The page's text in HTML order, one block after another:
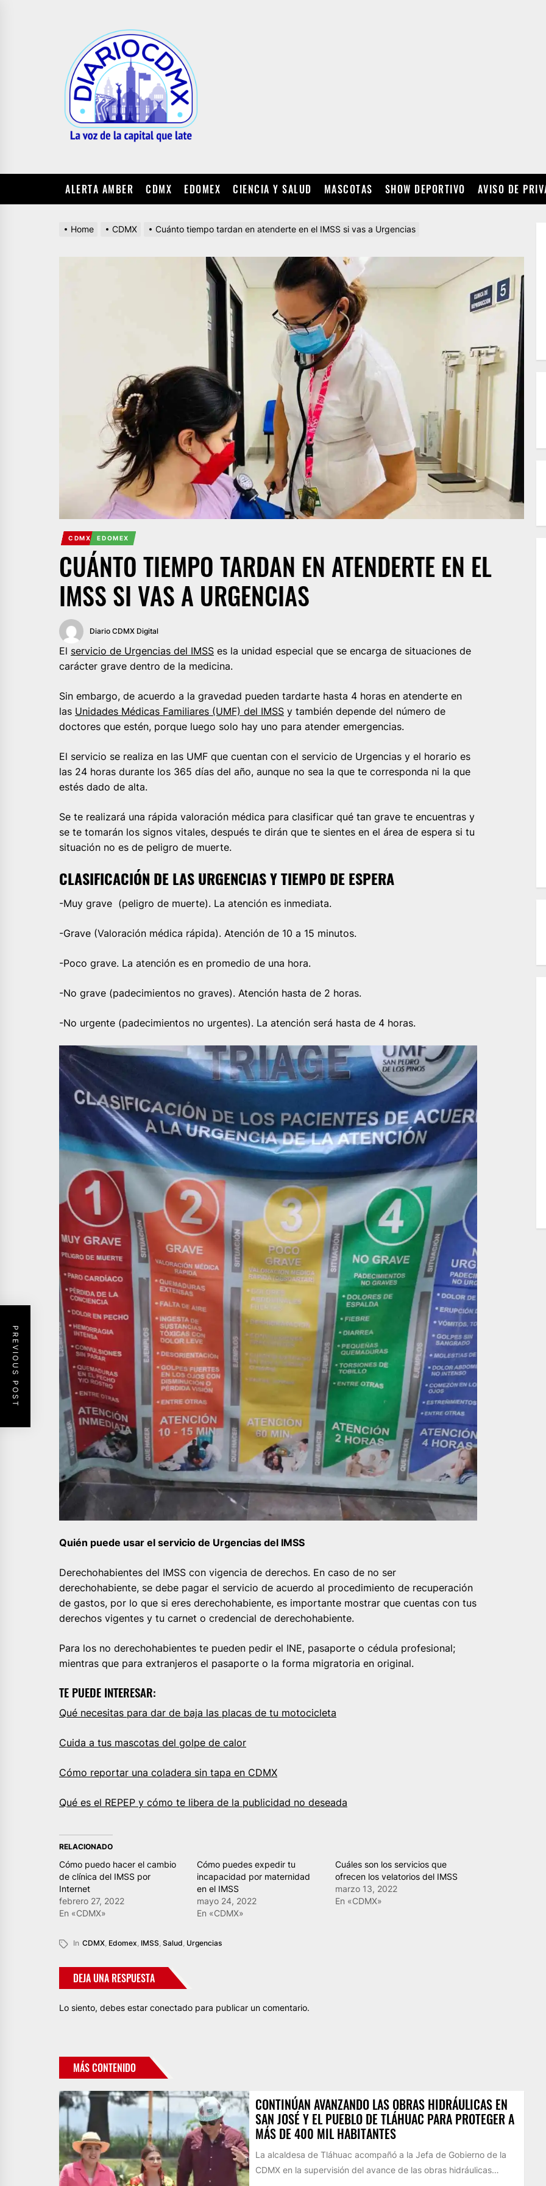
ALERTA AMBER CDMX EDOMEX CIENCIA Y SALUD MASCOTAS SHOW DEPORTIVO AVISO DE
Home CDMX Cuánto tiempo tardan en atenderte en el IMSS si vas a Urgencias
CDMX EDOMEX
CUÁNTO TIEMPO TARDAN EN ATENDERTE EN EL
IMSS SI VAS A URGENCIAS
Diario CDMX Digital
El servicio de Urgencias del IMSS es la unidad especial que se encarga de situaciones de
carácter grave dentro de la medicina.
Sin embargo, de acuerdo a la gravedad pueden tardarte hasta 4 horas en atenderte en
las Unidades Médicas Familiares (UMF) del IMSS y también depende del número de
doctores que estén, porque luego solo hay uno para atender emergencias.
El servicio se realiza en las UMF que cuentan con el servicio de Urgencias y el horario es
las 24 horas durante los 365 días del año, aunque no sea la que te corresponda ni la que
estés dado de alta.
Se te realizará una rápida valoración médica para clasificar qué tan grave te encuentras y
se te tomarán los signos vitales, después te dirán que te sientes en el área de espera si tu
situación no es de peligro de muerte.
CLASIFICACIÓN DE LAS URGENCIAS Y TIEMPO DE ESPERA
-Muy grave (peligro de muerte). La atención es inmediata.
-Grave (Valoración médica rápida). Atención de 10 a 15 minutos.
-Poco grave. La atención es en promedio de una hora.
-No grave (padecimientos no graves). Atención hasta de 2 horas.
-No urgente (padecimientos no urgentes). La atención será hasta de 4 horas.
Quién puede usar el servicio de Urgencias del IMSS
Derechohabientes del IMSS con vigencia de derechos. En caso de no ser
derechohabiente, se debe pagar el servicio de acuerdo al procedimiento de recuperación
de gastos, por lo que si eres derechohabiente, es importante mostrar que cuentas con tus
derechos vigentes y tu carnet o credencial de derechohabiente.
Para los no derechohabientes te pueden pedir el INE, pasaporte o cédula profesional;
mientras que para extranjeros el pasaporte o la forma migratoria en original.
TE PUEDE INTERESAR:
Qué necesitas para dar de baja las placas de tu motocicleta
Cuida a tus mascotas del golpe de calor
Cómo reportar una coladera sin tapa en CDMX
Qué es el REPEP y cómo te libera de la publicidad no deseada
RELACIONADO
Cómo puedo hacer el cambio
de clínica del IMSS por
Internet
febrero 27, 2022
En «CDMX»
Cómo puedes expedir tu
incapacidad por maternidad
en el IMSS
mayo 24, 2022
En «CDMX»
Cuáles son los servicios que
ofrecen los velatorios del IMSS
marzo 13, 2022
En «CDMX»
In CDMX, Edomex, IMSS, Salud, Urgencias
DEJA UNA RESPUESTA
Lo siento, debes estar conectado para publicar un comentario.
PREVIOUS POST
MÁS CONTENIDO
CONTINÚAN AVANZANDO LAS OBRAS HIDRÁULICAS EN
SAN JOSÉ Y EL PUEBLO DE TLÁHUAC PARA PROTEGER A
MÁS DE 400 MIL HABITANTES
La alcaldesa de Tláhuac acompañó a la Jefa de Gobierno de la
CDMX en la supervisión del avance de las obras hidráulicas…